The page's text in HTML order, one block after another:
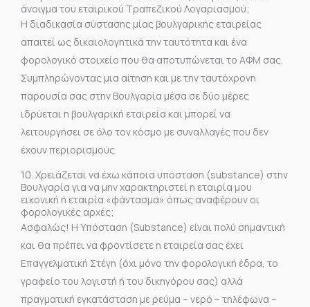
άνοιγμα του εταιρικού Τραπεζικού Λογαριασμού;
Η διαδικασία σύστασης μίας βουλγαρικής εταιρείας
απαιτεί ως δικαιολογητικά την ταυτότητα και ένα
φορολογικό στοιχείο που θα αποτυπώνεται το ΑΦΜ σας.
Συμπληρώνοντας μια αίτηση και με την ταυτόχρονη
παρουσία σας στην Βουλγαρία μέσα σε δύο μέρες
ιδρύεται η βουλγαρική εταιρεία και μπορεί να
λειτουργήσει σε όλο τον κόσμο με συναλλαγές που δεν
έχουν περιορισμούς.
10. Χρειάζεται να έχω κάποια υπόσταση (substance) στην
Βουλγαρία για να μην χαρακτηριστεί η εταιρία μου
εικονική ή εταιρία «φάντασμα» όπως αναφέρουν οι
φορολογικές αρχές;
Ασφαλώς! Η Υπόσταση (Substance) είναι πολύ σημαντική
και θα πρέπει να φροντίσετε η εταιρεία σας έχει
Επαγγελματική Στέγη (όχι μόνο την φορολογική έδρα, το
γραφείο του λογιστή ή του δικηγόρου σας) αλλά
πραγματική εγκατάσταση με ρεύμα – νερό – τηλέφωνα –